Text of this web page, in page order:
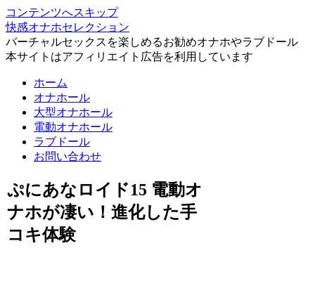
コンテンツへスキップ
快感オナホセレクション
バーチャルセックスを楽しめるお勧めオナホやラブドール
本サイトはアフィリエイト広告を利用しています
ホーム
オナホール
大型オナホール
電動オナホール
ラブドール
お問い合わせ
ぷにあなロイド15 電動オ
ナホが凄い！進化した手
コキ体験